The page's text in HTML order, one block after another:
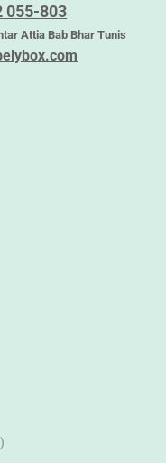
055-803
Attia Bab Bhar Tunis